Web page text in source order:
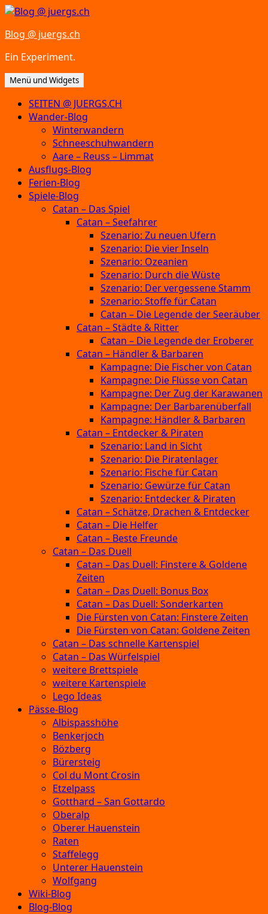
Zum
springen
Blog @ juergs.ch
Ein Experiment.
Menü und Widgets
SEITEN @ JUERGS.CH
Wander-Blog
Winterwandern
Schneeschuhwandern
Aare – Reuss – Limmat
Ausflugs-Blog
Ferien-Blog
Spiele-Blog
Catan – Das Spiel
Catan – Seefahrer
Szenario: Zu neuen Ufern
Szenario: Die vier Inseln
Szenario: Ozeanien
Szenario: Durch die Wüste
Szenario: Der vergessene Stamm
Szenario: Stoffe für Catan
Catan – Die Legende der Seeräuber
Catan – Städte & Ritter
Catan – Die Legende der Eroberer
Catan – Händler & Barbaren
Kampagne: Die Fischer von Catan
Kampagne: Die Flüsse von Catan
Kampagne: Der Zug der Karawanen
Kampagne: Der Barbarenüberfall
Kampagne: Händler & Barbaren
Catan – Entdecker & Piraten
Szenario: Land in Sicht
Szenario: Die Piratenlager
Szenario: Fische für Catan
Szenario: Gewürze für Catan
Szenario: Entdecker & Piraten
Catan – Schätze, Drachen & Entdecker
Catan – Die Helfer
Catan – Beste Freunde
Catan – Das Duell
Catan – Das Duell: Finstere & Goldene
Zeiten
Catan – Das Duell: Bonus Box
Catan – Das Duell: Sonderkarten
Die Fürsten von Catan: Finstere Zeiten
Die Fürsten von Catan: Goldene Zeiten
Catan – Das schnelle Kartenspiel
Catan – Das Würfelspiel
weitere Brettspiele
weitere Kartenspiele
Lego Ideas
Pässe-Blog
Albispasshöhe
Benkerjoch
Bözberg
Bürersteig
Col du Mont Crosin
Etzelpass
Gotthard – San Gottardo
Oberalp
Oberer Hauenstein
Raten
Staffelegg
Unterer Hauenstein
Wolfgang
Wiki-Blog
Blog-Blog